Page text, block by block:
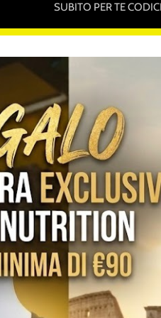
SUBITO PER TE
Sportive In VenditaPromo